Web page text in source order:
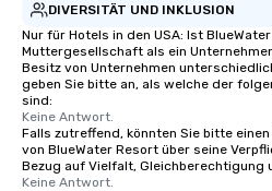
DIVERSITÄT UND INKLUSION
Nur für Hotels in den USA: Ist
Muttergesellschaft als ein
Besitz von Unternehmen
geben Sie bitte an, als welche der
sind:
Keine Antwort.
Falls zutreffend, könnten Sie bitte
von BlueWater Resort über seine
Bezug auf Vielfalt, Gleichberechtigung
Keine Antwort.